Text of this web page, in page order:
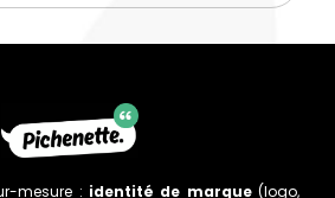
mesure : identité de marque(logo,